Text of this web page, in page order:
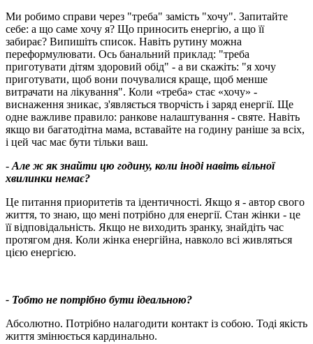
Ми робимо справи через "треба" замість "хочу". Запитайте
себе: а що саме хочу я? Що приносить енергію, а що її
забирає? Випишіть список. Навіть рутину можна
переформулювати. Ось банальний приклад: "треба
приготувати дітям здоровий обід" - а ви скажіть: "я хочу
приготувати, щоб вони почувалися краще, щоб менше
витрачати на лікування". Коли «треба» стає «хочу» -
виснаження зникає, з'являється творчість і заряд енергії. Ще
одне важливе правило: ранкове налаштування - святе. Навіть
якщо ви багатодітна мама, вставайте на годину раніше за всіх,
і цей час має бути тільки ваш.
- Але ж як знайти цю годину, коли іноді навіть вільної
хвилинки немає?
Це питання приоритетів та ідентичності. Якщо я - автор свого
життя, то знаю, що мені потрібно для енергії. Стан жінки - це
її відповідальність. Якщо не виходить зранку, знайдіть час
протягом дня. Коли жінка енергійна, навколо всі живляться
цією енергією.
- Тобто не потрібно бути ідеальною?
Абсолютно. Потрібно налагодити контакт із собою. Тоді якість
життя змінюється кардинально.